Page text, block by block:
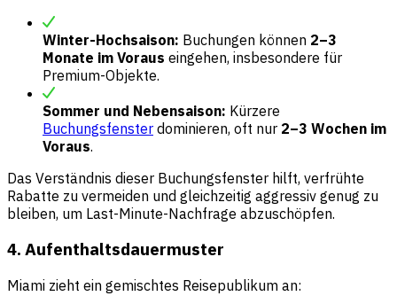
Winter-Hochsaison: Buchungen können 2–3
Monate im Voraus eingehen, insbesondere für
Premium-Objekte.
Sommer und Nebensaison: Kürzere
Buchungsfenster dominieren, oft nur 2–3 Wochen im
Voraus.
Das Verständnis dieser Buchungsfenster hilft, verfrühte
Rabatte zu vermeiden und gleichzeitig aggressiv genug zu
bleiben, um Last-Minute-Nachfrage abzuschöpfen.
4. Aufenthaltsdauermuster
Miami zieht ein gemischtes Reisepublikum an: